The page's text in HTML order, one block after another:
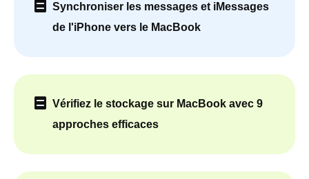
Synchroniser les messages et iMessages
de l'iPhone vers le MacBook
Vérifiez le stockage sur MacBook avec 9
approches efficaces